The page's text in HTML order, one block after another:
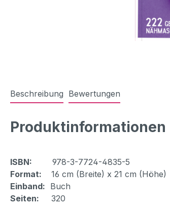
Beschreibung Bewertungen
Produktinformationen
ISBN: 978-3-7724-4835-5
Format:
16 cm (Breite) x 21 cm (Höhe)
Einband: Buch
Seiten: 320